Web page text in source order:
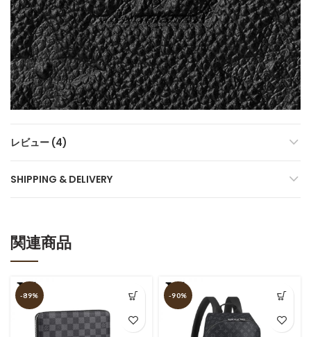
レビュー (4)
SHIPPING & DELIVERY
関連商品
-89% -90%